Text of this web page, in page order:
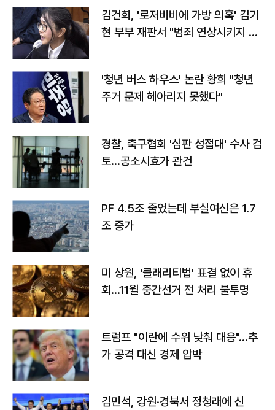
김건희, '로저비비에 가방 의혹' 김기
현 부부 재판서 "범죄 연상시키지 말
'청년 버스 하우스' 논란 황희 "청년
주거 문제 헤아리지 못했다"
경찰, 축구협회 '심판 성접대' 수사 검
토…공소시효가 관건
PF 4.5조 줄었는데 부실여신은 1.7
조 증가
미 상원, '클래리티법' 표결 없이 휴
회…11월 중간선거 전 처리 불투명
트럼프 "이란에 수위 낮춰 대응"…추
가 공격 대신 경제 압박
김민석, 강원·경북서 정청래에 신